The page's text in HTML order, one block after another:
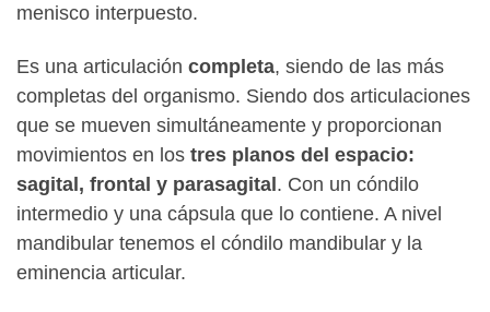
menisco interpuesto.
Es una articulación completa, siendo de las más
completas del organismo. Siendo dos articulaciones
que se mueven simultáneamente y proporcionan
movimientos en los tres planos del espacio:
sagital, frontal y parasagital . Con un cóndilo
intermedio y una cápsula que lo contiene. A nivel
mandibular tenemos el cóndilo mandibular y la
eminencia articular.